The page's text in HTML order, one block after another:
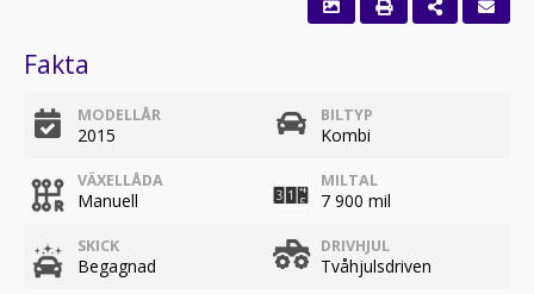
Fakta
MODELLÅR
2015
BILTYP
Kombi
VÄXELLÅDA
Manuell
MILTAL
7 900 mil
SKICK
Begagnad
DRIVHJUL
Tvåhjulsdriven